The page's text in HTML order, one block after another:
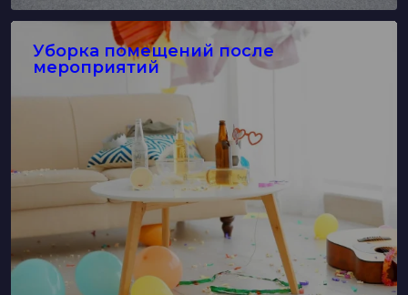
Уборка помещений после
мероприятий